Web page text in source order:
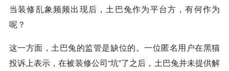
当装修乱象频频出现后，土巴兔作为平台方，有何作为
呢？
这一方面，土巴兔的监管是缺位的。一位匿名用户在黑猫
投诉上表示，在被装修公司“坑”了之后，土巴兔并未提供解